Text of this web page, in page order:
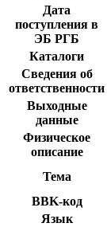
Дата
поступления в
ЭБ РГБ
Каталоги
Сведения об
ответственности
Выходные
данные
Физическое
описание
Тема
BBK-код
Язык